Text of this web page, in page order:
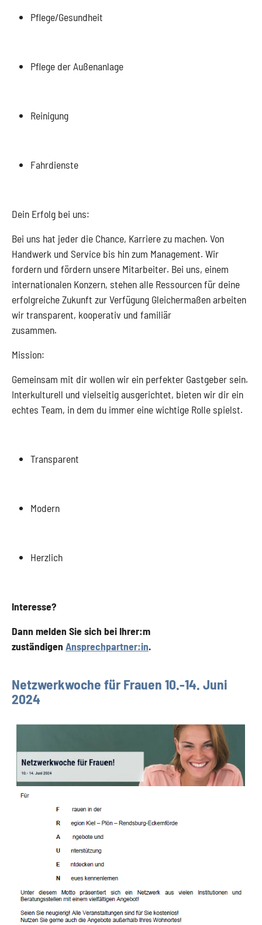
Pflege/Gesundheit
Pflege der Außenanlage
Reinigung
Fahrdienste
Dein Erfolg bei uns:
Bei uns hat jeder die Chance, Karriere zu machen. Von
Handwerk und Service bis hin zum Management. Wir
fordern und fördern unsere Mitarbeiter. Bei uns, einem
internationalen Konzern, stehen alle Ressourcen für deine
erfolgreiche Zukunft zur Verfügung Gleichermaßen arbeiten
wir transparent, kooperativ und familiär
zusammen.
Mission:
Gemeinsam mit dir wollen wir ein perfekter Gastgeber sein.
Interkulturell und vielseitig ausgerichtet, bieten wir dir ein
echtes Team, in dem du immer eine wichtige Rolle spielst.
Transparent
Modern
Herzlich
Interesse?
Dann melden Sie sich bei Ihrer:m
zuständigen Ansprechpartner:in.
Netzwerkwoche für Frauen 10.-14. Juni
2024
Show larger version